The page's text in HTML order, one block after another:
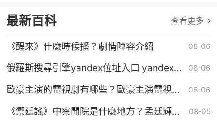
最新百科 查看更多
《醒來》什麼時候播？劇情陣容介紹 08-06
俄羅斯搜尋引擎yandex位址入口 yandex無
08-06
歐豪主演的電視劇有哪些？歐豪主演電視劇
08-06
《禦廷謠》中察聞院是什麼地方？孟廷輝為
08-05